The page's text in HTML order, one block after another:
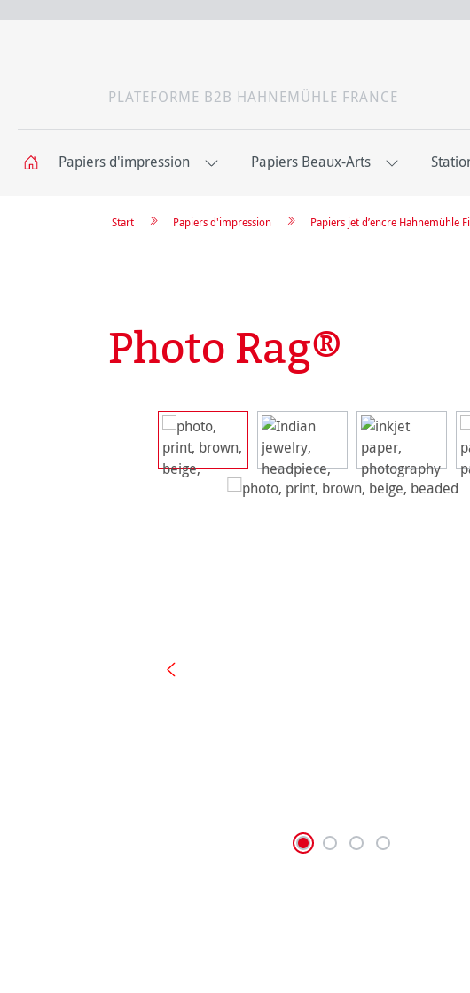
PLATEFORME B2B HAHNEMÜHLE FRANCE
Papiers d'impression Papiers Beaux-Arts
Papiers jet d’encre Hahnemühle
Papiers d'impression
Start
Photo Rag®
Ignorer la galerie d'images